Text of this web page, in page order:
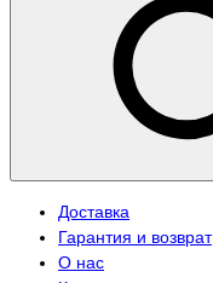
Доставка
Гарантия и возврат
О нас